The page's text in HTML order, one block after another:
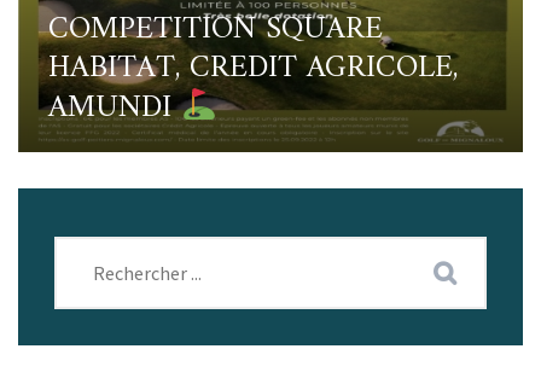
COMPETITION SQUARE
HABITAT, CREDIT AGRICOLE,
AMUNDI